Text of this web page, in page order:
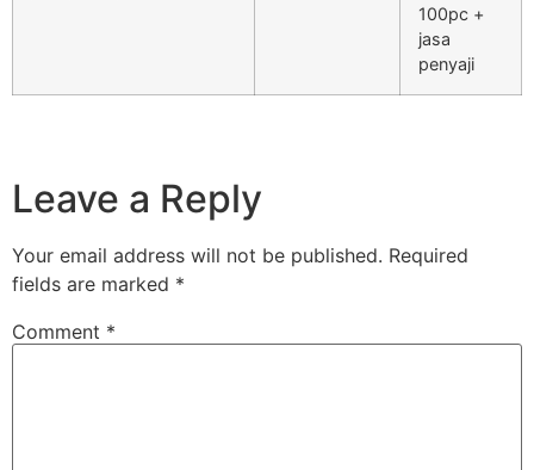
100pc +
jasa
penyaji
Leave a Reply
Your email address will not be published. Required
fields are marked *
Comment *